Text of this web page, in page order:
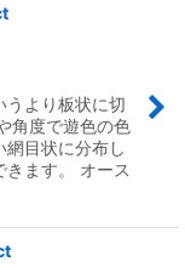
うより板状に切
角度で遊色の色
目状に分布し
きます。 オース